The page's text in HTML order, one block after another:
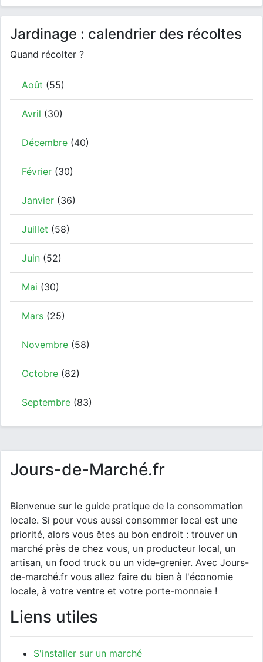
Jardinage : calendrier des récoltes
Quand récolter ?
Août (55)
Avril (30)
Décembre (40)
Février (30)
Janvier (36)
Juillet (58)
Juin (52)
Mai (30)
Mars (25)
Novembre (58)
Octobre (82)
Septembre (83)
Jours-de-Marché.fr
Bienvenue sur le guide pratique de la consommation
locale. Si pour vous aussi consommer local est une
priorité, alors vous êtes au bon endroit : trouver un
marché près de chez vous, un producteur local, un
artisan, un food truck ou un vide-grenier. Avec Jours-
de-marché.fr vous allez faire du bien à l'économie
locale, à votre ventre et votre porte-monnaie !
Liens utiles
S'installer sur un marché